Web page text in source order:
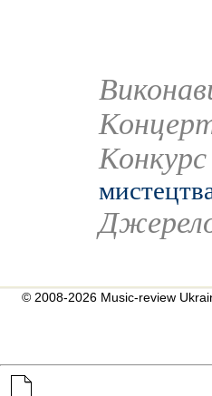
© 2008-2026 Music-review